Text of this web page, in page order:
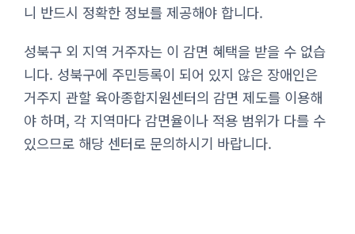
니 반드시 정확한 정보를 제공해야 합니다.
성북구 외 지역 거주자는 이 감면 혜택을 받을 수 없습
니다. 성북구에 주민등록이 되어 있지 않은 장애인은
거주지 관할 육아종합지원센터의 감면 제도를 이용해
야 하며, 각 지역마다 감면율이나 적용 범위가 다를 수
있으므로 해당 센터로 문의하시기 바랍니다.